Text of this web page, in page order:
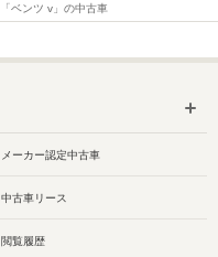
「ベンツ v」の中古車
メーカー認定中古車
中古車リース
閲覧履歴